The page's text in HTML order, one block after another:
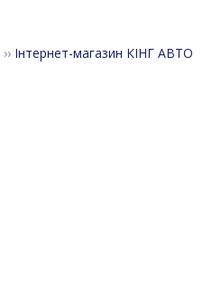
›› Інтернет-магазин КІНГ АВТО